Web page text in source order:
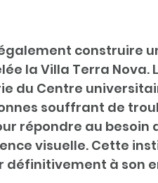
construire
la Villa Terra
du Centre
souffrant de
répondre au besoin
visuelle. Cette
définitivement à son